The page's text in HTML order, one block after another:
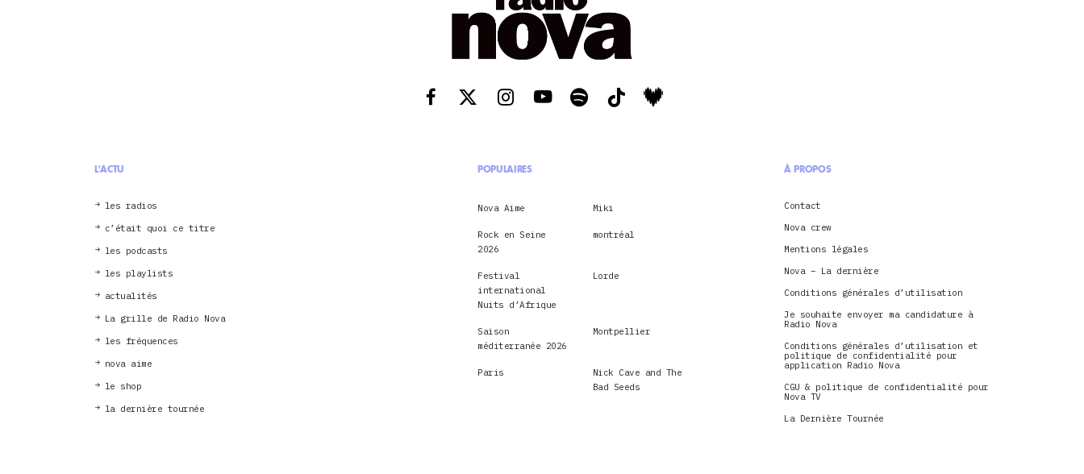
L'ACTU
les radios
c’était quoi ce titre
les podcasts
les playlists
actualités
La grille de Radio Nova
les fréquences
nova aime
le shop
la dernière tournée
POPULAIRES
Nova Aime Miki
Rock en Seine
2026
montréal
Festival
international
Nuits d’Afrique
Lorde
Saison
méditerranée 2026
Montpellier
Paris
Nick Cave and The
Bad Seeds
À PROPOS
Contact
Nova crew
Mentions légales
Nova – La dernière
Conditions générales d’utilisation
Je souhaite envoyer ma candidature à
Radio Nova
Conditions générales d’utilisation et
politique de confidentialité pour
application Radio Nova
CGU & politique de confidentialité pour
Nova TV
La Dernière Tournée